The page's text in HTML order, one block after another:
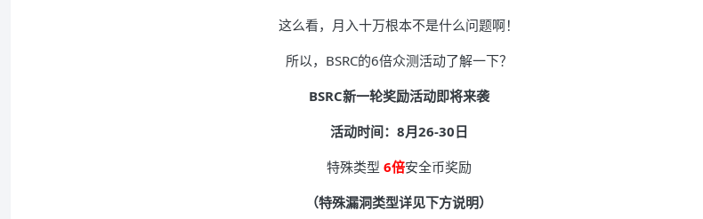
这么看，月入十万根本不是什么问题啊！
所以，BSRC的6倍众测活动了解一下？
BSRC新一轮奖励活动即将来袭
活动时间：8月26-30日
特殊类型 6倍安全币奖励
（特殊漏洞类型详见下方说明）